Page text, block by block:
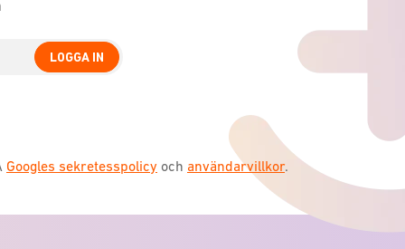
LOGGA IN
Googles sekretesspolicy och användarvillkor.